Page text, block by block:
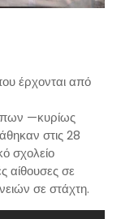
έρχονται από
—κυρίως
στις 28
σχολείο
αίθουσες σε
σε στάχτη.